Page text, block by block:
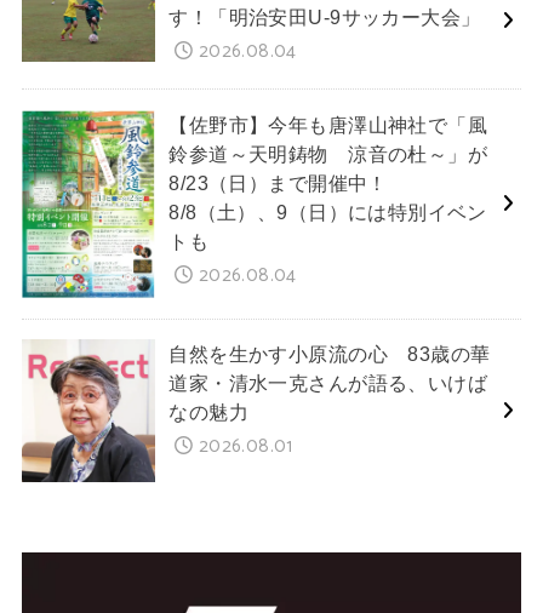
す！「明治安田U-9サッカー大会」
2026.08.04
【佐野市】今年も唐澤山神社で「風
鈴参道～天明鋳物 涼音の杜～」が
8/23（日）まで開催中！
8/8（土）、9（日）には特別イベン
トも
2026.08.04
自然を生かす小原流の心 83歳の華
道家・清水一克さんが語る、いけば
なの魅力
2026.08.01